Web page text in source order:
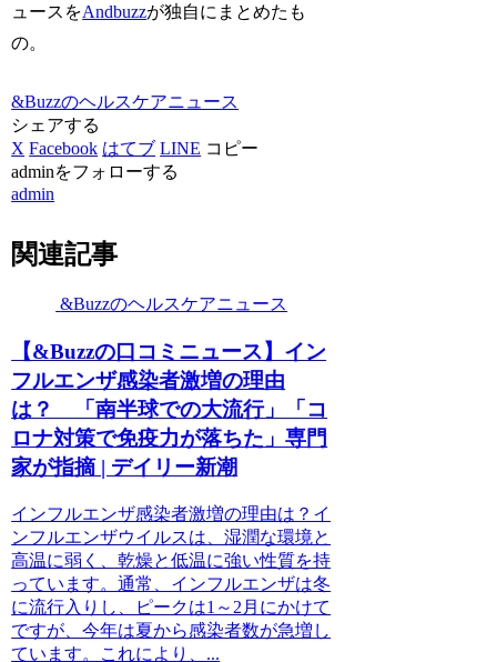
ュースをAndbuzzが独自にまとめたも
の。
&Buzzのヘルスケアニュース
シェアする
X Facebook はてブ LINE コピー
adminをフォローする
admin
関連記事
&Buzzのヘルスケアニュース
【&Buzzの口コミニュース】イン
フルエンザ感染者激増の理由
は？ 「南半球での大流行」「コ
ロナ対策で免疫力が落ちた」専門
家が指摘 | デイリー新潮
インフルエンザ感染者激増の理由は？イ
ンフルエンザウイルスは、湿潤な環境と
高温に弱く、乾燥と低温に強い性質を持
っています。通常、インフルエンザは冬
に流行入りし、ピークは1～2月にかけて
ですが、今年は夏から感染者数が急増し
ています。これにより、...